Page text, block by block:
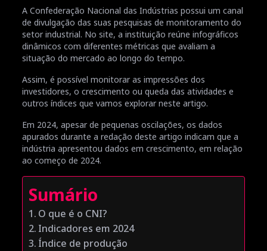
A Confederação Nacional das Indústrias possui um canal
de divulgação das suas pesquisas de monitoramento do
setor industrial. No site, a instituição reúne infográficos
dinâmicos com diferentes métricas que avaliam a
situação do mercado ao longo do tempo.
Assim, é possível monitorar as impressões dos
investidores, o crescimento ou queda das atividades e
outros índices que vamos explorar neste artigo.
Em 2024, apesar de pequenas oscilações, os dados
apurados durante a redação deste artigo indicam que a
indústria apresentou dados em crescimento, em relação
ao começo de 2024.
Sumário
O que é o CNI?
Indicadores em 2024
Índice de produção